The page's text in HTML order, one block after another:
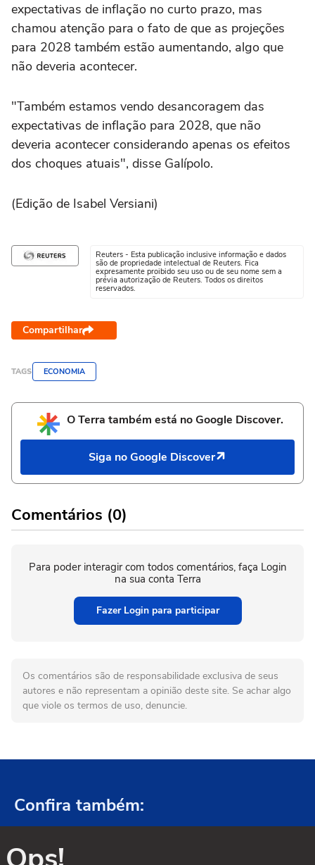
expectativas de inflação no curto prazo, mas
chamou atenção para o fato de que as projeções
para 2028 também estão aumentando, algo que
não deveria acontecer.
"Também estamos vendo desancoragem das
expectativas de inflação para 2028, que não
deveria acontecer considerando apenas os efeitos
dos choques atuais", disse Galípolo.
(Edição de Isabel Versiani)
Reuters - Esta publicação inclusive informação e dados
são de propriedade intelectual de Reuters. Fica
expresamente proibido seu uso ou de seu nome sem a
prévia autorização de Reuters. Todos os direitos
reservados.
Compartilhar
TAGS ECONOMIA
O Terra também está no Google Discover.
Siga no Google Discover
Comentários (0)
Para poder interagir com todos comentários, faça Login
na sua conta Terra
Fazer Login para participar
Os comentários são de responsabilidade exclusiva de seus
autores e não representam a opinião deste site. Se achar algo
que viole os termos de uso, denuncie.
Confira também: